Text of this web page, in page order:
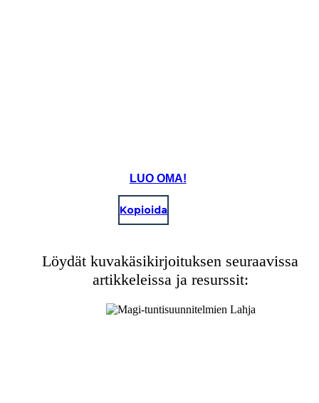
LUO OMA!
Kopioida
Löydät kuvakäsikirjoituksen seuraavissa
artikkeleissa ja resurssit: